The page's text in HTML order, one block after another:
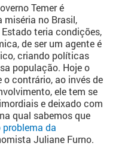
Temer é
miséria no Brasil,
teria condições,
de ser um agente é
criando políticas
população. Hoje o
contrário, ao invés de
ele tem se
e deixado com
qual sabemos que
da
Juliane Furno.